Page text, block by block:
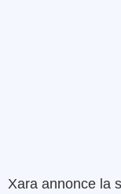
Xara annonce la